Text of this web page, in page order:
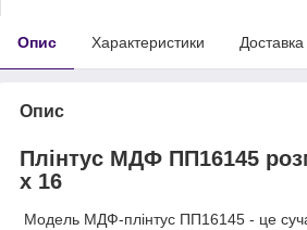
Опис Характеристики Доставка
Опис
Плінтус МДФ ПП16145
x 16
Модель МДФ-плінтус ПП16145 - це